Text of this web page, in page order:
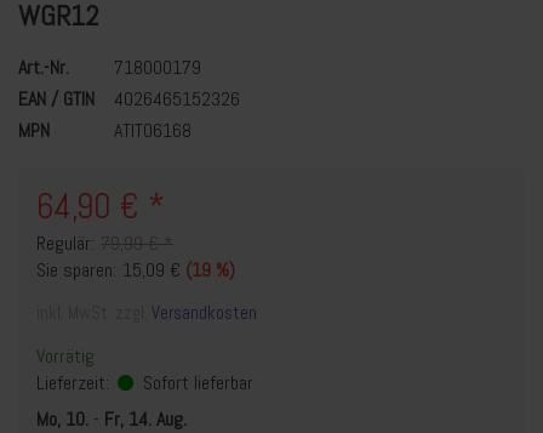
WGR12
Art.-Nr.
718000179
EAN / GTIN
4026465152326
MPN
ATITO6168
64,90 € *
Regulär: 79,99 € *
Sie sparen: 15,09 € (19 %)
Versandkosten
Vorrätig
Lieferzeit:
Sofort lieferbar
Mo, 10. - Fr, 14. Aug.